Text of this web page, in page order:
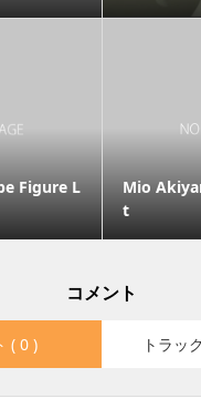
Figure L
Mio
t
コメント
( 0 ) トラッ